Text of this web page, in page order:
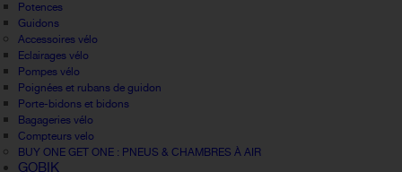
Potences
Guidons
Accessoires vélo
Eclairages vélo
Pompes vélo
Poignées et rubans de guidon
Porte-bidons et bidons
Bagageries vélo
Compteurs velo
BUY ONE GET ONE : PNEUS & CHAMBRES À AIR
GOBIK